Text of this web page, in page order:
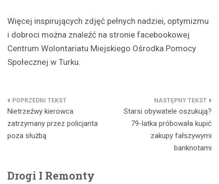
Więcej inspirujących zdjęć pełnych nadziei, optymizmu
i dobroci można znaleźć na stronie facebookowej
Centrum Wolontariatu Miejskiego Ośrodka Pomocy
Społecznej w Turku.
Nawigacja
wpisu
Nietrzeźwy kierowca
zatrzymany przez policjanta
poza służbą
Starsi obywatele oszukują?
79-latka próbowała kupić
zakupy fałszywymi
banknotami
Drogi I Remonty